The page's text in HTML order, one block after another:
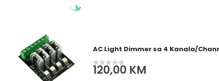
AC Light Dimmer sa 4 Kanala/
out of 5
120,00 KM